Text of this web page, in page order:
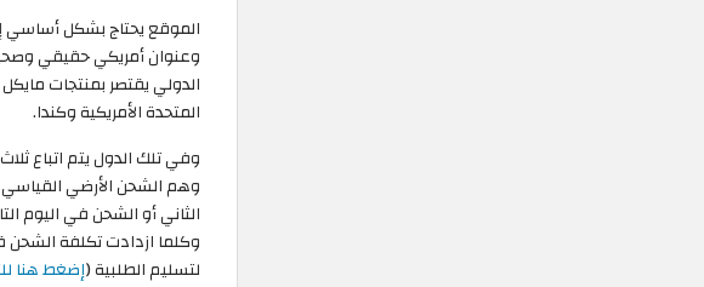
الموقع يحتاج بشكل أساسي
وعنوان أمريكي حقيقي
الدولي يقتصر بمنتجات
المتحدة الأمريكية وكندا.
وفي تلك الدول يتم اتباع
وهم الشحن الأرضي
الثاني أو الشحن في اليوم
وكلما ازدادت تكلفة الشحن
لتسليم الطلبية (إضغط هنا